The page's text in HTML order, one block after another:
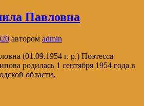
Павловна
автором admin
(01.09.1954 г. р.) Поэтесса
родилась 1 сентября 1954 года в
области.